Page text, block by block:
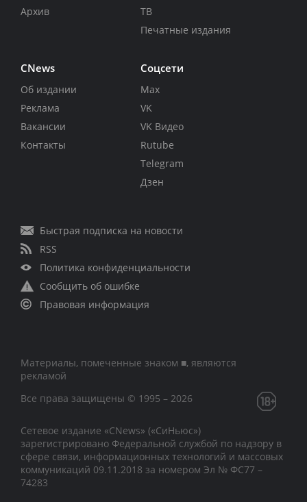
Архив
ТВ
Печатные издания
CNews
Об издании
Реклама
Вакансии
Контакты
Соцсети
Max
VK
VK Видео
Rutube
Telegram
Дзен
Быстрая подписка на новости
RSS
Политика конфиденциальности
Сообщить об ошибке
Правовая информация
Материалы, помеченные знаком ■, являются
рекламой
Все права защищены © 1995 – 2026
Сетевое издание «CNews» («СиНьюс»)
зарегистрировано Федеральной службой по надзору в
сфере связи, информационных технологий и массовых
коммуникаций 09.11.2018 за номером Эл № ФС77 –
74283